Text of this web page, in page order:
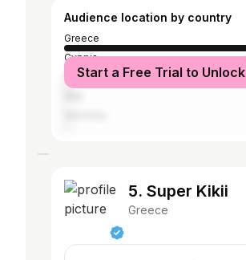
Audience location by country
Greece
Cyprus
Albania
Start a Free Trial to Unlock
5. Super Kikii
Greece